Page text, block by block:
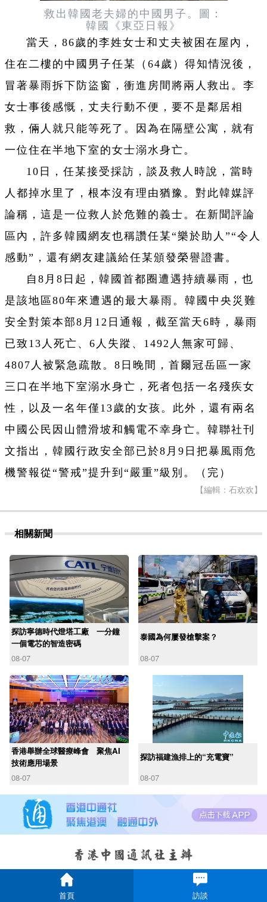
救出韓國老夫婦的中國男子。圖：
韓國《東亞日報》
當天，86歲的李姓女士和丈夫被困在屋內，
住在二樓的中國男子任某（64歲）得知情況後，
冒著暴雨拆下防盜窗，衝進房間將兩人救出。李
女士事後感慨，丈夫行動不便，要不是鄰居相
救，倆人就只能等死了。因為在隔壁公寓，就有
一位住在半地下室的女士溺水身亡。
10日，任某接受採訪，談及救人時說，當時
人都掉水里了，根本沒有理由猶豫。對此韓媒評
論稱，這是一位救人於危難的義士。在新聞評論
區內，許多韓國網友也稱讚任某“樂於助人”“令人
感動”，還有網友建議給任某頒發榮譽證書。
自8月8日起，韓國首都圈遭遇持續暴雨，也
是該地區80年來遭遇的最大暴雨。韓國中央災難
安全對策本部8月12日通報，截至當天6時，暴雨
已致13人死亡、6人失蹤、1492人無家可歸、
4807人被緊急疏散。8日晚間，首爾冠岳區一家
三口在半地下室溺水身亡，死者包括一名殘疾女
性，以及一名年僅13歲的女孩。此外，還有兩名
中國公民因山體滑坡和觸電不幸身亡。韓聯社刊
文指出，韓國行政安全部已於8月9日把暴風雨危
機警報從“警戒”提升到“嚴重”級別。（完）
【編輯：石欢欢】
相關新聞
探訪寧德時代燈塔工廠 一分鐘
一個電芯的智造密碼
08-07
泰國為何屢發槍擊案？
08-07
香港舉辦全球醫療峰會 聚焦AI
技術應用場景
08-07
探訪福建漁排上的“充電寶”
08-07
首頁 訪談